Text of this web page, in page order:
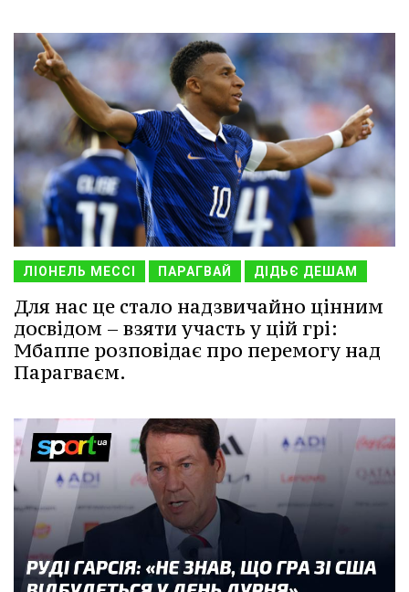
ЛІОНЕЛЬ МЕССІ ПАРАГВАЙ ДІДЬЄ ДЕШАМ
Для нас це стало надзвичайно цінним
досвідом – взяти участь у цій грі:
Мбаппе розповідає про перемогу над
Парагваєм.